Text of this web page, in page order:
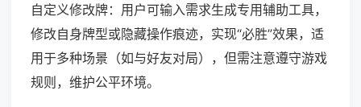
自定义修改牌：用户可输入需求生成专用辅助工具，
修改自身牌型或隐藏操作痕迹，实现“必胜”效果，适
用于多种场景（如与好友对局），但需注意遵守游戏
规则，维护公平环境。